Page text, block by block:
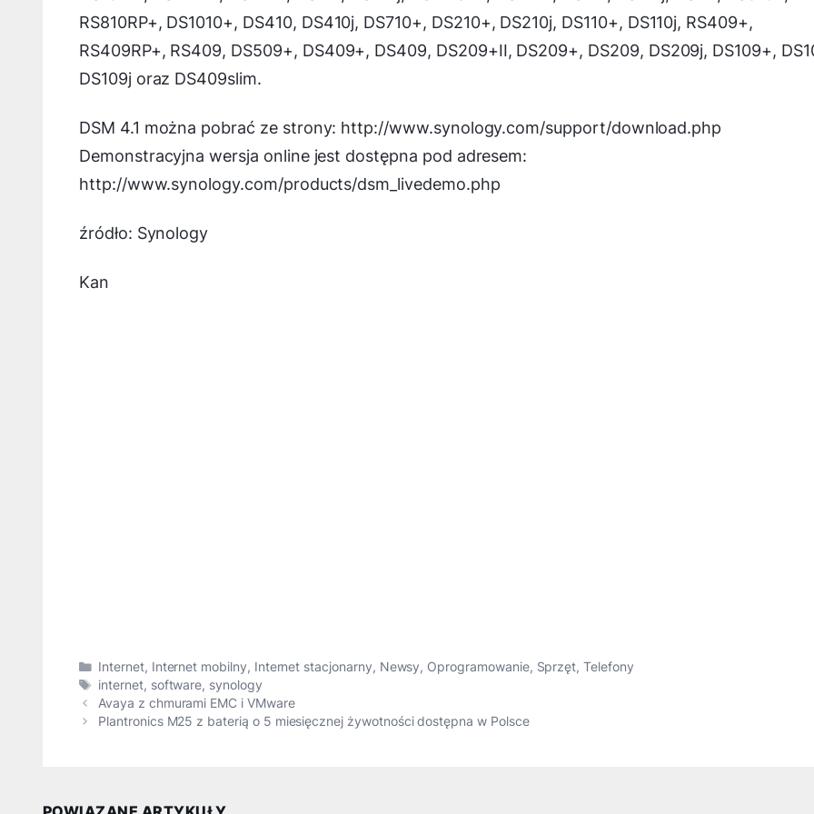
RS810RP+, DS1010+, DS410, DS410j, DS710+, DS210+, DS210j, DS110+, DS110j, RS409+,
RS409RP+, RS409, DS509+, DS409+, DS409, DS209+II, DS209+, DS209, DS209j, DS109+,
DS109j oraz DS409slim.
DSM 4.1 można pobrać ze strony: http://www.synology.com/support/download.php
Demonstracyjna wersja online jest dostępna pod adresem:
http://www.synology.com/products/dsm_livedemo.php
źródło: Synology
Kan
Kategorie
Internet, Internet mobilny, Internet stacjonarny, Newsy, Oprogramowanie, Sprzęt,Telefony
Tagi
internet, software, synology
Avaya z chmurami EMC i VMware
Plantronics M25 z baterią o 5 miesięcznej żywotności dostępna w Polsce